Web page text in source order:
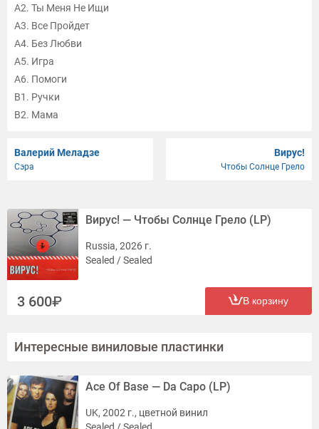
A2. Ты Меня Не Ищи
A3. Все Пройдет
A4. Без Любви
A5. Игра
A6. Помоги
B1. Ручки
B2. Мама
B4. Письмо
B5. Я Люблю
Валерий Меладзе
Сэра
Вирус!
Чтобы Солнце Грело
Вирус! — Чтобы Солнце Грело (LP)
Russia, 2026 г.
Sealed / Sealed
3 600 В корзину
Интересные виниловые пластинки
Ace Of Base — Da Capo (LP)
UK, 2002 г., цветной винил